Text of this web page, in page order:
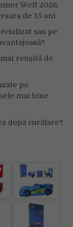
Well 2026.
de 15 ani
sau pe
reușită de
pe
mai bine
după curățare?